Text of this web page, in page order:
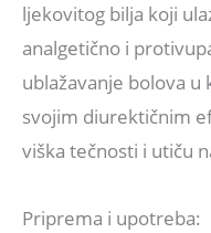
ljekovitog bilja koji
analgetično i
ublažavanje bolova u
svojim diurektičnim
viška tečnosti i utiču
Priprema i upotreba: